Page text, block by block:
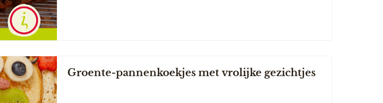
Groente-pannenkoekjes met vrolijke gezichtjes